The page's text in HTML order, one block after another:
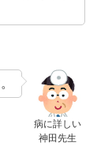
病に詳しい
神田先生